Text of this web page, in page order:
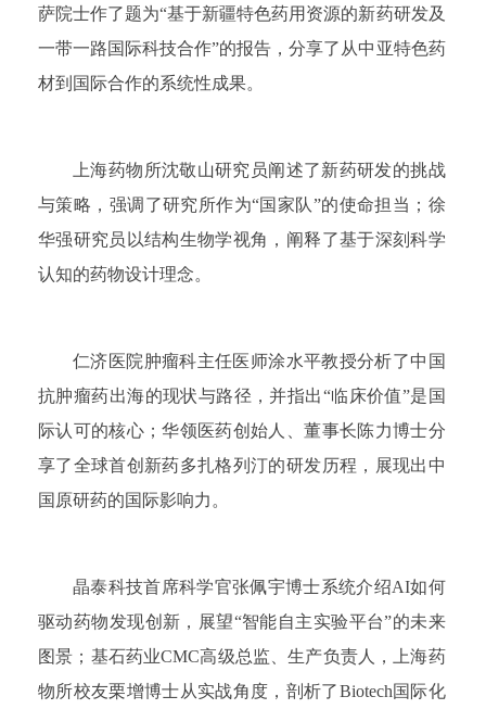
萨院士作了题为“基于新疆特色药用资源的新药研发及
一带一路国际科技合作”的报告，分享了从中亚特色药
材到国际合作的系统性成果。
上海药物所沈敬山研究员阐述了新药研发的挑战
与策略，强调了研究所作为“国家队”的使命担当；徐
华强研究员以结构生物学视角，阐释了基于深刻科学
认知的药物设计理念。
仁济医院肿瘤科主任医师涂水平教授分析了中国
抗肿瘤药出海的现状与路径，并指出“临床价值”是国
际认可的核心；华领医药创始人、董事长陈力博士分
享了全球首创新药多扎格列汀的研发历程，展现出中
国原研药的国际影响力。
晶泰科技首席科学官张佩宇博士系统介绍AI如何
驱动药物发现创新，展望“智能自主实验平台”的未来
图景；基石药业CMC高级总监、生产负责人，上海药
物所校友栗增博士从实战角度，剖析了Biotech国际化